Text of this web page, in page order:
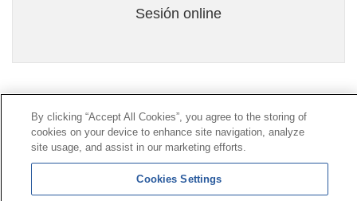
Sesión online
Línea Universal 900 203 203 |Zona Privada Comisión de
Prestaciones Especiales|Zona Privada Proveedor
By clicking “Accept All Cookies”, you agree to the storing of
cookies on your device to enhance site navigation, analyze
site usage, and assist in our marketing efforts.
Cookies Settings